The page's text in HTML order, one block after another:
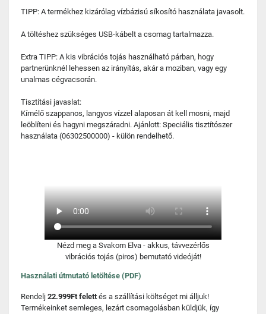
TIPP: A termékhez kizárólag vízbázisú síkosító használata javasolt.
A töltéshez szükséges USB-kábelt a csomag tartalmazza.
Extra TIPP: A kis vibrációs tojás használható párban, hogy
partnerünknél lehessen az irányítás, akár a moziban, vagy egy
unalmas cégvacsorán.
Tisztítási javaslat:
Kímélő szappanos, langyos vízzel alaposan át kell mosni, majd
leöblíteni és hagyni megszáradni. Ajánlott: Speciális tisztítószer
használata (06302500000) - külön rendelhető.
Nézd meg a Svakom Elva - akkus, távvezérlős
vibrációs tojás (piros) bemutató videóját!
Használati útmutató letöltése (PDF)
Rendelj 22.999Ft felettés a szállítási költséget mi álljuk!
Termékeinket semleges, lezárt csomagolásban küldjük, így